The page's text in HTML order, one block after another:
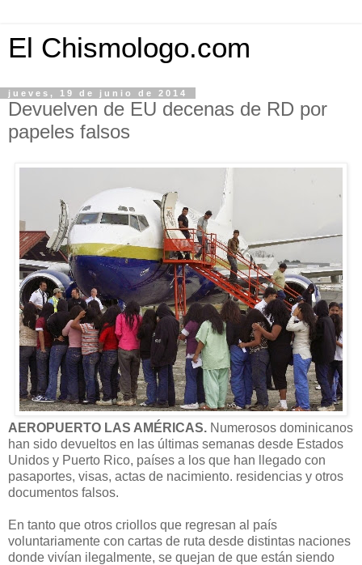
El Chismologo.com
jueves, 19 de junio de 2014
Devuelven de EU decenas de RD por
papeles falsos
AEROPUERTO LAS AMÉRICAS. Numerosos dominicanos
han sido devueltos en las últimas semanas desde Estados
Unidos y Puerto Rico, países a los que han llegado con
pasaportes, visas, actas de nacimiento. residencias y otros
documentos falsos.
En tanto que otros criollos que regresan al país
voluntariamente con cartas de ruta desde distintas naciones
donde vivían ilegalmente, se quejan de que están siendo